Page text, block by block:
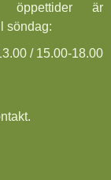
öppettider är
söndag:
/ 15.00-18.00